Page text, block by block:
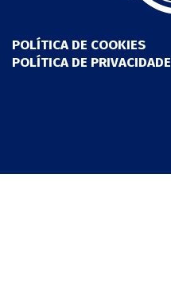
POLÍTICA DE COOKIES
POLÍTICA DE PRIVACIDADE